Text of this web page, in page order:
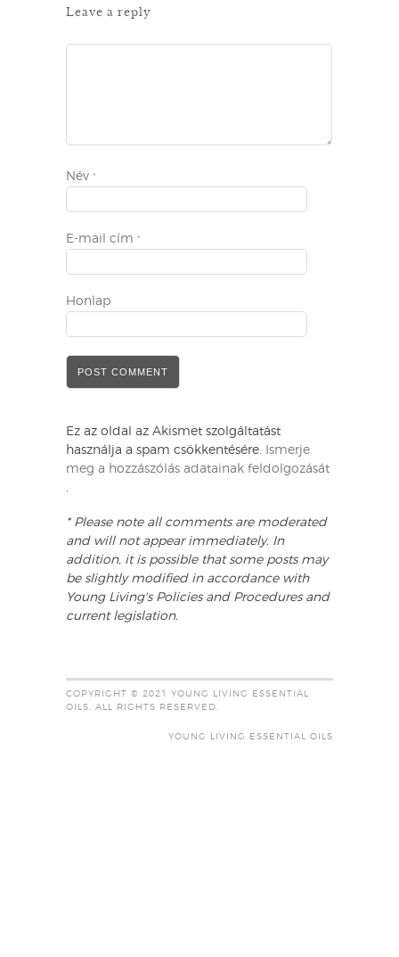
Leave a reply
Név *
E-mail cím *
Honlap
Ez az oldal az Akismet szolgáltatást
használja a spam csökkentésére.
Ismerje
meg a hozzászólás adatainak feldolgozását
.
* Please note all comments are moderated
and will not appear immediately. In
addition, it is possible that some posts may
be slightly modified in accordance with
Young Living's Policies and Procedures and
current legislation.
COPYRIGHT © 2021 YOUNG LIVING ESSENTIAL
OILS. ALL RIGHTS RESERVED.
YOUNG LIVING ESSENTIAL OILS